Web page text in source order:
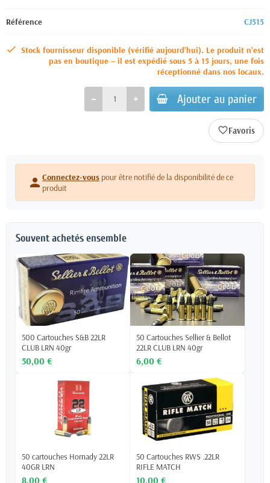
Référence CJ515
Stock fournisseur disponible (vérifié aujourd’hui). Le produit n’est
pas en boutique – il est expédié sous 5 à 15 jours, une fois
réceptionné dans nos locaux.
Ajouter au panier
favorite_border
person Connectez-vous pour être notifié de la disponibilité de ce
produit
Souvent achetés ensemble
500 Cartouches S&B 22LR
CLUB LRN 40gr
50,00 €
50 Cartouches Sellier & Bellot
22LR CLUB LRN 40gr
6,00 €
50 cartouches Hornady 22LR
40GR LRN
8,00 €
50 Cartouches RWS .22LR
RIFLE MATCH
10,00 €